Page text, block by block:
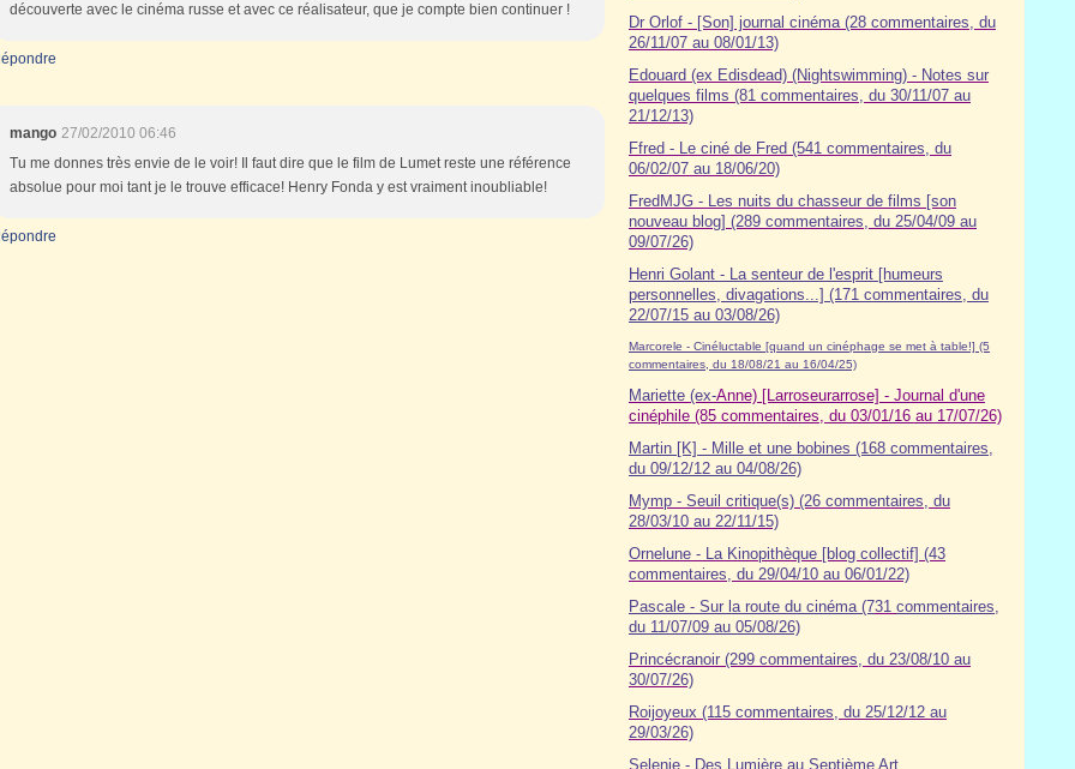
découverte avec le cinéma russe et avec ce réalisateur, que je compte bien continuer !
mango 27/02/2010 06:46
Tu me donnes très envie de le voir! Il faut dire que le film de Lumet reste une référence
absolue pour moi tant je le trouve efficace! Henry Fonda y est vraiment inoubliable!
Dr Orlof - [Son] journal cinéma (28 commentaires, du
26/11/07 au 08/01/13)
Edouard (ex Edisdead) (Nightswimming) - Notes sur
quelques films (81 commentaires, du 30/11/07 au
21/12/13)
Ffred - Le ciné de Fred (541 commentaires, du
06/02/07 au 18/06/20)
FredMJG - Les nuits du chasseur de films [son
nouveau blog] (289 commentaires, du 25/04/09 au
09/07/26)
Henri Golant - La senteur de l'esprit [humeurs
personnelles, divagations...] (171 commentaires, du
22/07/15 au 03/08/26)
Marcorele - Cinéluctable [quand un cinéphage se met à table!] (5
commentaires, du 18/08/21 au 16/04/25)
Mariette (ex-Anne) [Larroseurarrose] - Journal d'une
cinéphile (85 commentaires, du 03/01/16 au 17/07/26)
Martin [K] - Mille et une bobines (168 commentaires,
du 09/12/12 au 04/08/26)
Mymp - Seuil critique(s) (26 commentaires, du
28/03/10 au 22/11/15)
Ornelune - La Kinopithèque [blog collectif] (43
commentaires, du 29/04/10 au 06/01/22)
Pascale - Sur la route du cinéma (731 commentaires,
du 11/07/09 au 05/08/26)
Princécranoir (299 commentaires, du 23/08/10 au
30/07/26)
Roijoyeux (115 commentaires, du 25/12/12 au
29/03/26)
Selenie - Des Lumière au Septième Art